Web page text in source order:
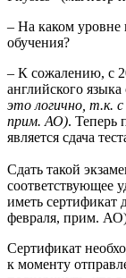
– На каком уровне
обучения?
– К сожалению, с
английского
это логично, т.к.
прим. АО). Теперь
является сдача
Сдать такой
соответствующее
иметь сертификат
февраля, прим.
Сертификат
к моменту